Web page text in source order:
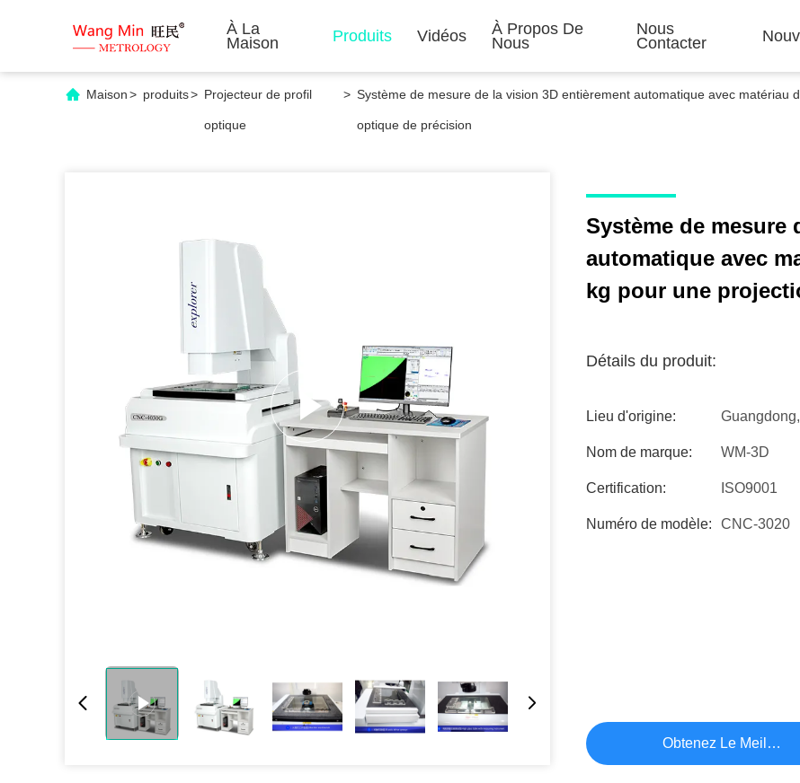
À La
Maison
Produits Vidéos
À Propos De
Nous
Nous
Contacter
Maison> produits> Projecteur de profil
optique
> Système de mesure de la vision 3D entièrement automatique avec
optique de précision
Système de mesure
automatique avec
kg pour une
Détails du produit:
Lieu d'origine:
Nom de marque: WM-3D
Certification: ISO9001
Numéro de modèle: CNC-3020
Obtenez Le Meilleur